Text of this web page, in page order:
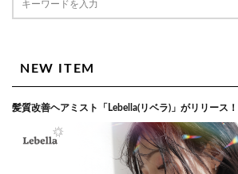
NEW ITEM
髪質改善ヘアミスト「Lebella(リベラ)」がリリース！